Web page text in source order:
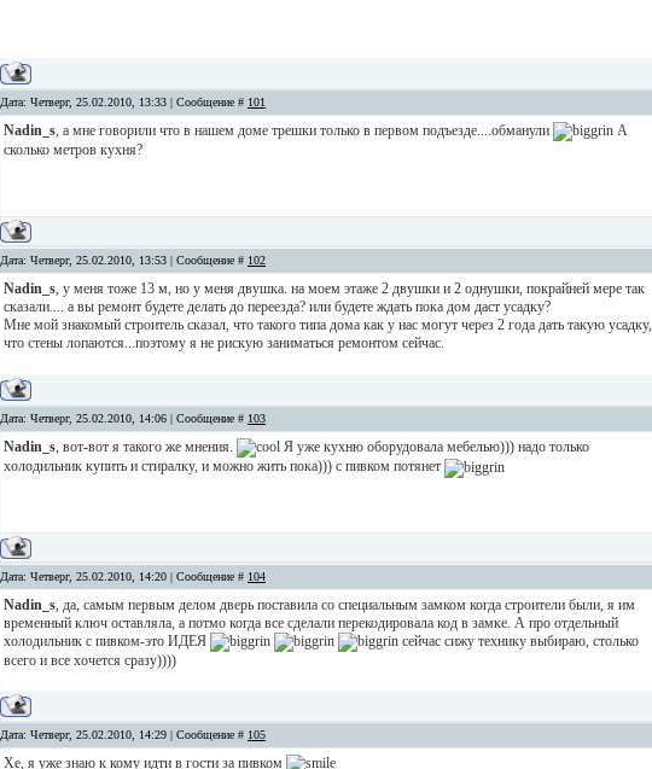
Дата: Четверг, 25.02.2010, 13:33 | Сообщение # 101
Nadin_s, а мне говорили что в нашем доме трешки только в первом подъезде....обманули
А
сколько метров кухня?
Дата: Четверг, 25.02.2010, 13:53 | Сообщение # 102
Nadin_s, у меня тоже 13 м, но у меня двушка. на моем этаже 2 двушки и 2 однушки, покрайней мере так
сказали.... а вы ремонт будете делать до переезда? или будете ждать пока дом даст усадку?
Мне мой знакомый строитель сказал, что такого типа дома как у нас могут через 2 года дать такую усадку,
что стены лопаются...поэтому я не рискую заниматься ремонтом сейчас.
Дата: Четверг, 25.02.2010, 14:06 | Сообщение # 103
Nadin_s, вот-вот я такого же мнения.
Я уже кухню оборудовала мебелью))) надо только
холодильник купить и стиралку, и можно жить пока))) с пивком потянет
Дата: Четверг, 25.02.2010, 14:20 | Сообщение # 104
Nadin_s, да, самым первым делом дверь поставила со специальным замком когда строители были, я им
временный ключ оставляла, а потмо когда все сделали перекодировала код в замке. А про отдельный
холодильник с пивком-это ИДЕЯ
сейчас сижу технику выбираю, столько
всего и все хочется сразу))))
Дата: Четверг, 25.02.2010, 14:29 | Сообщение # 105
Хе, я уже знаю к кому идти в гости за пивком